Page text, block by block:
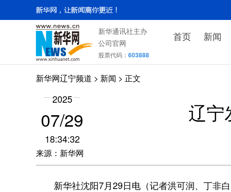
新华通讯社主办
公司官网
股票代码： 603888
首页 新闻
新华网辽宁频道 > 新闻 > 正文
2025
07/29
18:34:32
来源：新华网
辽宁
新华社沈阳7月29日电（记者洪可润、丁非白